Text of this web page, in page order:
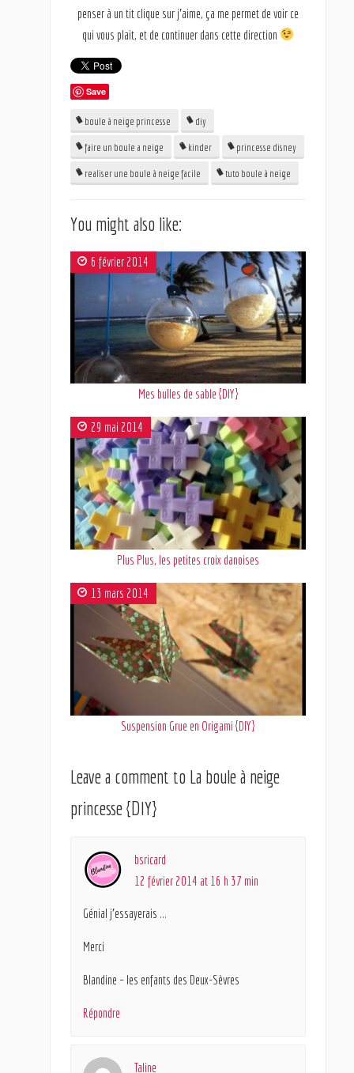
penser à un tit clique sur j’aime, ça me permet de voir ce
qui vous plait, et de continuer dans cette direction
Save
boule à neige princesse diy
faire un boule a neige kinder princesse disney
realiser une boule à neige facile tuto boule à neige
You might also like:
6 février 2014
Mes bulles de sable {DIY}
29 mai 2014
Plus Plus, les petites croix danoises
13 mars 2014
Suspension Grue en Origami {DIY}
Leave a comment to La boule à neige
princesse {DIY}
bsricard
12 février 2014 at 16 h 37 min
Génial j’essayerais …
Merci
Blandine – les enfants des Deux-Sèvres
Répondre
Taline